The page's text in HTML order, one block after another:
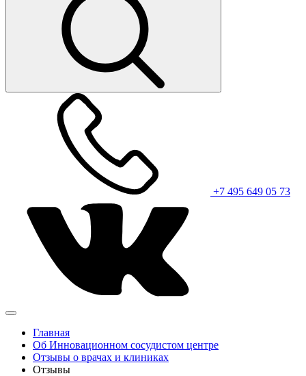
+7 495 649 05 73
Главная
Об Инновационном сосудистом центре
Отзывы о врачах и клиниках
Отзывы